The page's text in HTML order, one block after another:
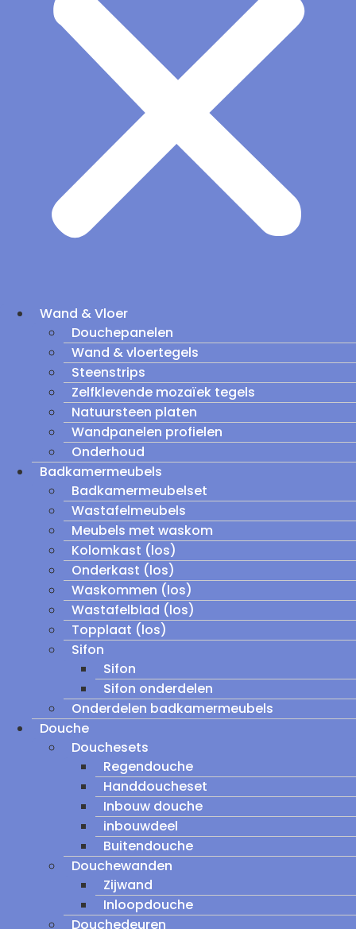
Wand & Vloer
Douchepanelen
Wand & vloertegels
Steenstrips
Zelfklevende mozaïek tegels
Natuursteen platen
Wandpanelen profielen
Onderhoud
Badkamermeubels
Badkamermeubelset
Wastafelmeubels
Meubels met waskom
Kolomkast (los)
Onderkast (los)
Waskommen (los)
Wastafelblad (los)
Topplaat (los)
Sifon
Sifon
Sifon onderdelen
Onderdelen badkamermeubels
Douche
Douchesets
Regendouche
Handdoucheset
Inbouw douche
inbouwdeel
Buitendouche
Douchewanden
Zijwand
Inloopdouche
Douchedeuren